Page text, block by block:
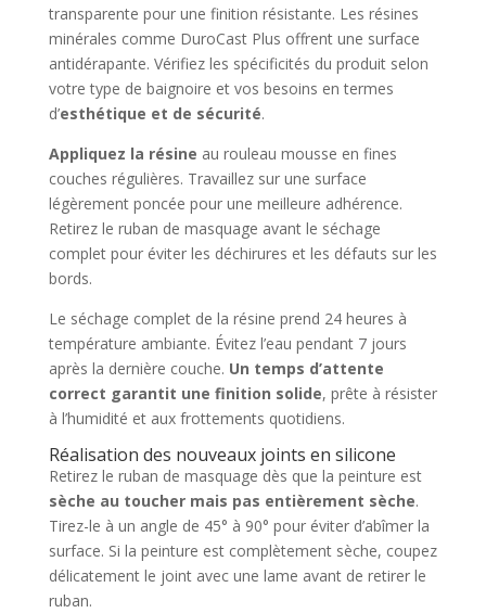
transparente pour une finition résistante. Les résines
minérales comme DuroCast Plus offrent une surface
antidérapante. Vérifiez les spécificités du produit selon
votre type de baignoire et vos besoins en termes
d’esthétique et de sécurité.
Appliquez la résine au rouleau mousse en fines
couches régulières. Travaillez sur une surface
légèrement poncée pour une meilleure adhérence.
Retirez le ruban de masquage avant le séchage
complet pour éviter les déchirures et les défauts sur les
bords.
Le séchage complet de la résine prend 24 heures à
température ambiante. Évitez l’eau pendant 7 jours
après la dernière couche. Un temps d’attente
correct garantit une finition solide, prête à résister
à l’humidité et aux frottements quotidiens.
Réalisation des nouveaux joints en silicone
Retirez le ruban de masquage dès que la peinture est
sèche au toucher mais pas entièrement sèche.
Tirez-le à un angle de 45° à 90° pour éviter d’abîmer la
surface. Si la peinture est complètement sèche, coupez
délicatement le joint avec une lame avant de retirer le
ruban.